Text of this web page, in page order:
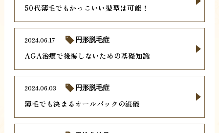
50代薄毛でもかっこいい髪型は可能！
AGA治療で後悔しないための基礎知識
2024.06.17 円形脱毛症
薄毛でも決まるオールバックの流儀
2024.06.03 円形脱毛症